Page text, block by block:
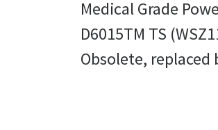
Medical Grade
D6015TM TS
Obsolete, replaced